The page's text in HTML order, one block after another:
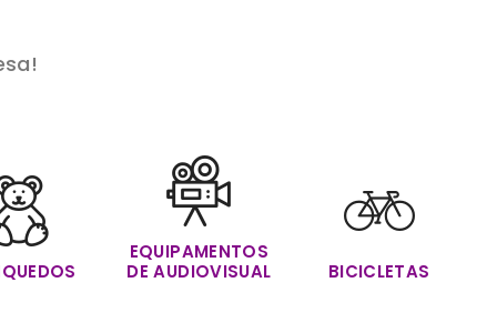
EQUIPAMENTOS
DE AUDIOVISUAL
BICICLETAS